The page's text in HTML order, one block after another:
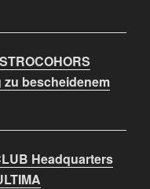
zu bescheidenem
Headquarters